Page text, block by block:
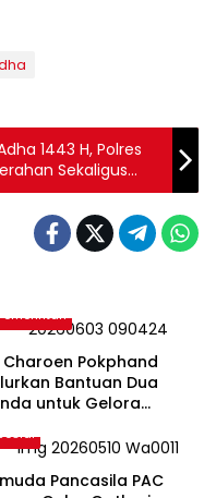
1443 H, Polres
Sekaligus
Charoen Pokphand
Bantuan Dua
untuk Gelora
dengan
Pancasila PAC